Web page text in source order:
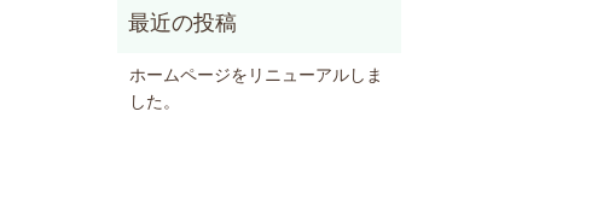
ホームページをリニューアルしま
した。